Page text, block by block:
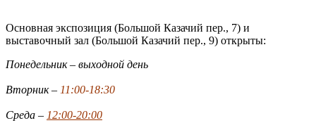
Основная экспозиция (Большой Казачий пер., 7) и
выставочный зал (Большой Казачий пер., 9) открыты:
Понедельник – выходной день
Вторник – 11:00-18:30
Среда – 12:00-20:00